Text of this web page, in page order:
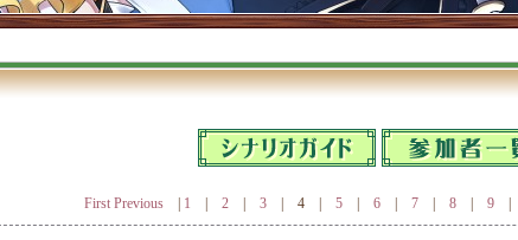
First Previous| 1 2| 3| 4| 5| 6| 7| 8| 9|